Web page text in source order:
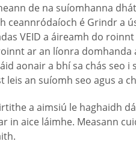
de na suíomhanna
ceannródaíoch é Grindr a
VEID a áireamh do
ar an líonra
aonair a bhí sa chás seo
leis an suíomh seo agus a
a aimsiú le haghaidh
in aice láimhe. Measann